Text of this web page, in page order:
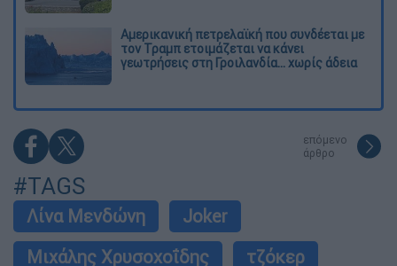
Αμερικανική πετρελαϊκή που συνδέεται με
τον Τραμπ ετοιμάζεται να κάνει
γεωτρήσεις στη Γροιλανδία... χωρίς άδεια
επόμενο
άρθρο
#TAGS
Λίνα Μενδώνη
Joker
Μιχάλης Χρυσοχοΐδης
τζόκερ